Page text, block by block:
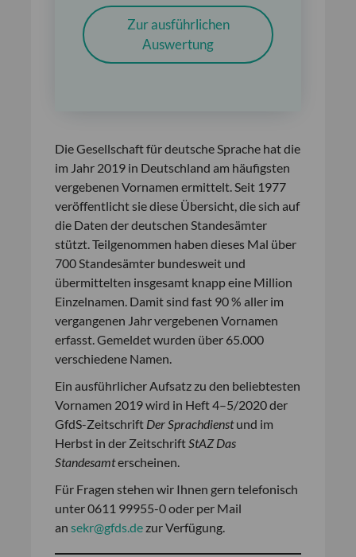
Zur ausführlichen
Auswertung
Die Gesellschaft für deutsche Sprache hat die
im Jahr 2019 in Deutschland am häufigsten
vergebenen Vornamen ermittelt. Seit 1977
veröffentlicht sie diese Übersicht, die sich auf
die Daten der deutschen Standesämter
stützt. Teilgenommen haben dieses Mal über
700 Standes­ämter bundesweit und
übermittelten insgesamt knapp eine Million
Einzelnamen. Damit sind fast 90 % aller im
vergangenen Jahr vergebenen Vornamen
erfasst. Gemeldet wurden über 65.000
verschiedene Namen.
Ein ausführlicher Aufsatz zu den beliebtesten
Vornamen 2019 wird in Heft 4–5/2020 der
GfdS-Zeitschrift Der Sprachdienstund im
Herbst in der ZeitschriftStAZ Das
Standesamterscheinen.
Für Fragen stehen wir Ihnen gern telefonisch
unter 0611 99955-0 oder per Mail
an sekr@gfds.dezur Verfügung.